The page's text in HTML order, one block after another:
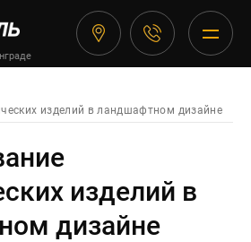
Ворота
Заборы
Кованые заборы
Ворота
Сварные ворота
Калитки
Сварные калитки
Сварные перила
Беседки
Балконные
Универсальные
Мебель
Столы в стиле
изделий в ландшафтном дизайне
изделий в
дизайне